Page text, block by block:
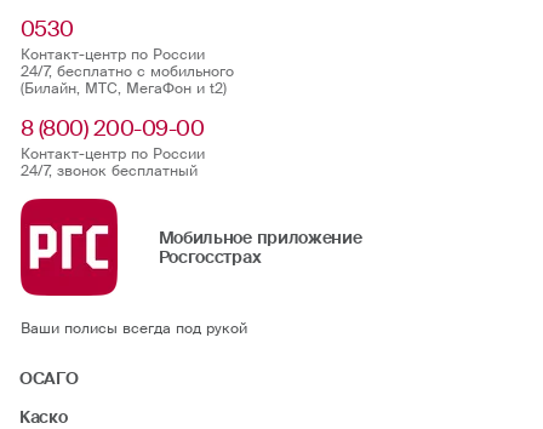
0530
Контакт-центр по России
24/7, бесплатно с мобильного
(Билайн, МТС, МегаФон и t2)
8 (800) 200-09-00
Контакт-центр по России
24/7, звонок бесплатный
Мобильное приложение
Росгосстрах
Ваши полисы всегда под рукой
ОСАГО
Каско